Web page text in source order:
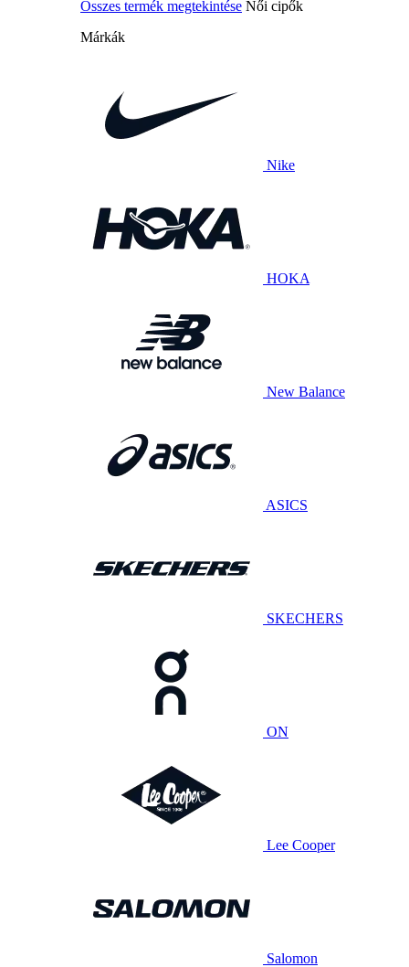
Összes termék megtekintése Női cipők
Márkák
Nike
HOKA
New Balance
ASICS
SKECHERS
ON
Lee Cooper
Salomon